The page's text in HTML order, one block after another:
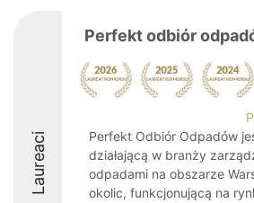
Laureaci
Perfekt odbiór
Perfekt Odbiór Odpadów
działającą w branży
odpadami na obszarze
okolic, funkcjonującą na